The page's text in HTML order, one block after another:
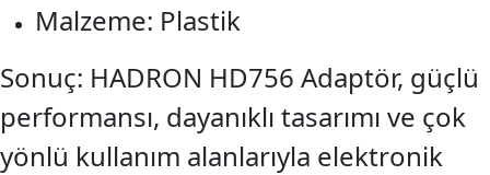
Malzeme: Plastik
Sonuç: HADRON HD756 Adaptör, güçlü
performansı, dayanıklı tasarımı ve çok
yönlü kullanım alanlarıyla elektronik